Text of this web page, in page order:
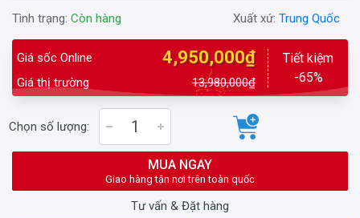
Tình trạng: Còn hàng Xuất xứ: Trung Quốc
Giá sốc Online 4,950,000₫
Giá thị trường 13,980,000₫
Tiết kiệm
-65%
Chọn số lượng:
MUA NGAY
Giao hàng tận nơi trên toàn quốc
Tư vấn & Đặt hàng